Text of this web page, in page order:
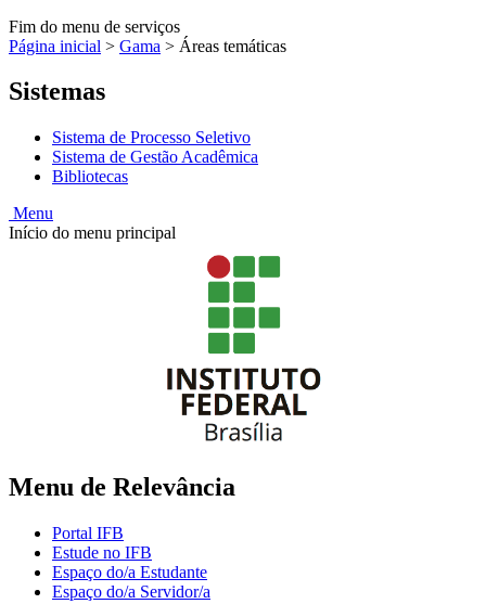
Fim do menu de serviços
Página inicial > Gama > Áreas temáticas
Sistemas
Sistema de Processo Seletivo
Sistema de Gestão Acadêmica
Bibliotecas
Menu
Início do menu principal
Menu de Relevância
Portal IFB
Estude no IFB
Espaço do/a Estudante
Espaço do/a Servidor/a